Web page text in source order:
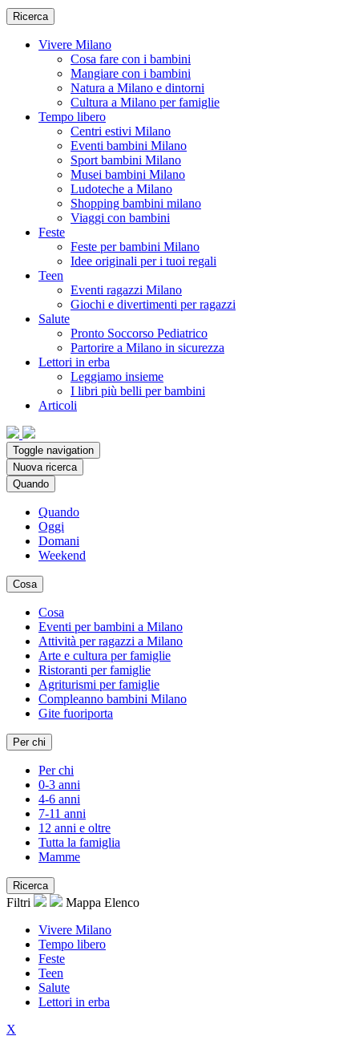
Ricerca
Vivere Milano
Cosa fare con i bambini
Mangiare con i bambini
Natura a Milano e dintorni
Cultura a Milano per famiglie
Tempo libero
Centri estivi Milano
Eventi bambini Milano
Sport bambini Milano
Musei bambini Milano
Ludoteche a Milano
Shopping bambini milano
Viaggi con bambini
Feste
Feste per bambini Milano
Idee originali per i tuoi regali
Teen
Eventi ragazzi Milano
Giochi e divertimenti per ragazzi
Salute
Pronto Soccorso Pediatrico
Partorire a Milano in sicurezza
Lettori in erba
Leggiamo insieme
I libri più belli per bambini
Articoli
Toggle navigation
Nuova ricerca
Quando
Quando
Oggi
Domani
Weekend
Cosa
Cosa
Eventi per bambini a Milano
Attività per ragazzi a Milano
Arte e cultura per famiglie
Ristoranti per famiglie
Agriturismi per famiglie
Compleanno bambini Milano
Gite fuoriporta
Per chi
Per chi
0-3 anni
4-6 anni
7-11 anni
12 anni e oltre
Tutta la famiglia
Mamme
Ricerca
Filtri Mappa Elenco
Vivere Milano
Tempo libero
Feste
Teen
Salute
Lettori in erba
X